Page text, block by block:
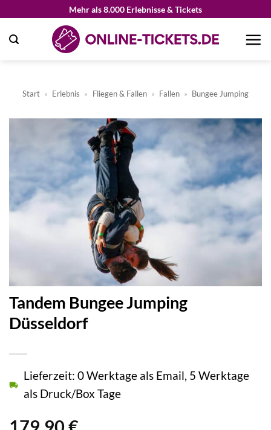
springen
Mehr als 8.000 Erlebnisse & Tickets
Start » Erlebnis » Fliegen & Fallen » Fallen » Bungee Jumping
Tandem Bungee Jumping
Düsseldorf
Lieferzeit: 0 Werktage als Email, 5 Werktage
als Druck/Box Tage